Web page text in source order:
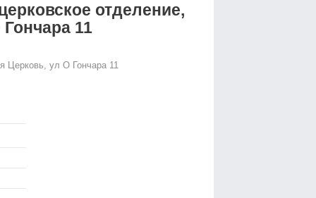
отделение,
11
Церковь, ул О Гончара 11